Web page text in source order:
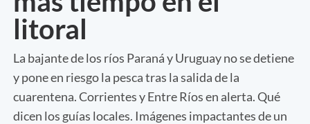
litoral
La bajante de los ríos Paraná y Uruguay no se detiene
y pone en riesgo la pesca tras la salida de la
cuarentena. Corrientes y Entre Ríos en alerta. Qué
dicen los guías locales. Imágenes impactantes de un